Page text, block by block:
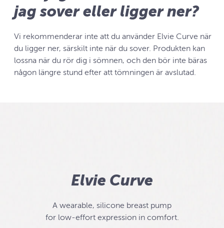
jag sover eller ligger ner?
Vi rekommenderar inte att du använder Elvie Curve när
du ligger ner, särskilt inte när du sover. Produkten kan
lossna när du rör dig i sömnen, och den bör inte bäras
någon längre stund efter att tömningen är avslutad.
Elvie Curve
A wearable, silicone breast pump
for low-effort expression in comfort.